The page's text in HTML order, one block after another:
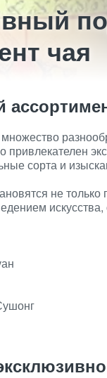
чая
привлекателен
сорта и
не